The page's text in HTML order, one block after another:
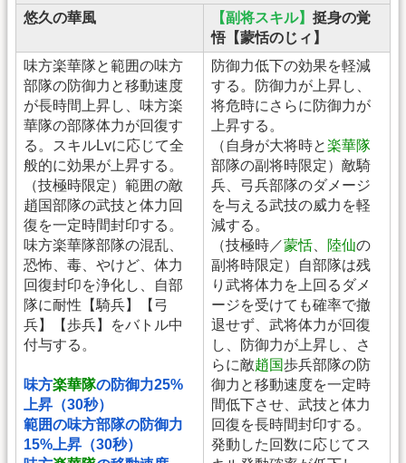
悠久の華風
【副将スキル】 挺身の覚
悟【蒙恬のじィ】
味方楽華隊と範囲の味方
部隊の防御力と移動速度
が長時間上昇し、味方楽
華隊の部隊体力が回復す
る。スキルLvに応じて全
般的に効果が上昇する。
（技極時限定）範囲の敵
趙国部隊の武技と体力回
復を一定時間封印する。
味方楽華隊部隊の混乱、
恐怖、毒、やけど、体力
回復封印を浄化し、自部
隊に耐性【騎兵】【弓
兵】【歩兵】をバトル中
付与する。
味方楽華隊の防御力25%
上昇（30秒）
範囲の味方部隊の防御力
15%上昇（30秒）
防御力低下の効果を軽減
する。防御力が上昇し、
将危時にさらに防御力が
上昇する。
（自身が大将時と楽華隊
部隊の副将時限定）敵騎
兵、弓兵部隊のダメージ
を与える武技の威力を軽
減する。
（技極時／蒙恬 陸仙の
副将時限定）自部隊は残
り武将体力を上回るダメ
ージを受けても確率で撤
退せず、武将体力が回復
し、防御力が上昇し、さ
らに敵趙国歩兵部隊の防
御力と移動速度を一定時
間低下させ、武技と体力
回復を長時間封印する。
発動した回数に応じてス